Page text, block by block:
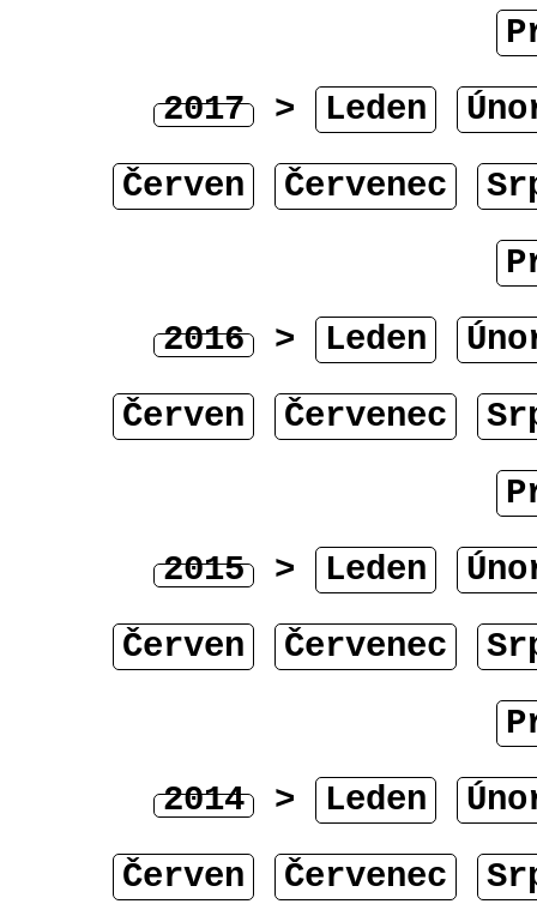
2017 > Leden
Červen
Červenec
2016 > Leden
Červen
Červenec
2015 > Leden
Červen
Červenec
2014 > Leden
Červen
Červenec